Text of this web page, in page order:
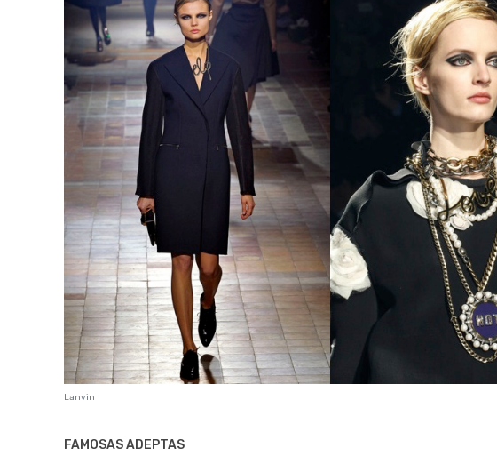
Lanvin
FAMOSAS ADEPTAS